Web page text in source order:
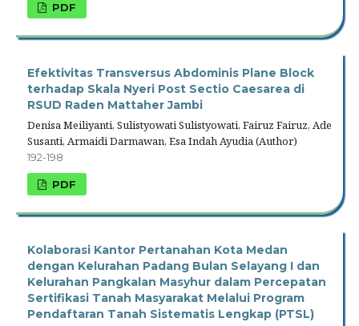
PDF
Efektivitas Transversus Abdominis Plane Block
terhadap Skala Nyeri Post Sectio Caesarea di
RSUD Raden Mattaher Jambi
Denisa Meiliyanti, Sulistyowati Sulistyowati, Fairuz Fairuz, Ade
Susanti, Armaidi Darmawan, Esa Indah Ayudia (Author)
192-198
PDF
Kolaborasi Kantor Pertanahan Kota Medan
dengan Kelurahan Padang Bulan Selayang I dan
Kelurahan Pangkalan Masyhur dalam Percepatan
Sertifikasi Tanah Masyarakat Melalui Program
Pendaftaran Tanah Sistematis Lengkap (PTSL)